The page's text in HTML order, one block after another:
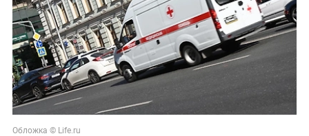
Обложка © Life.ru